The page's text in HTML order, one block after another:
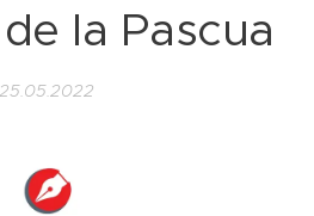
la Pascua
25.05.2022